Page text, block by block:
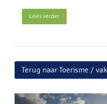
Lees verder
Terug naar Toerisme /